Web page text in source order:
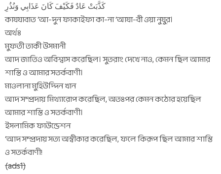
كَذَّبَتْ عَادٌ فَكَيْفَ كَانَ عَذَابِي وَنُذُرِ
কাযযাবাত ‘আ-দুন ফাকাইফা কা-না ‘আযা-বী ওয়া নুযুর।
অর্থঃ
মুফতী তাকী উসমানী
আদ জাতিও অবিশ্বাস করেছিল। সুতরাং দেখে নাও, কেমন ছিল আমার
শাস্তি ও আমার সতর্কবাণী।
মাওলানা মুহিউদ্দিন খান
আদ সম্প্রদায় মিথ্যারোপ করেছিল, অতঃপর কেমন কঠোর হয়েছিল
আমার শাস্তি ও সতর্কবাণী।
ইসলামিক ফাউন্ডেশন
‘আদ সম্প্রদায় সত্য অস্বীকার করেছিল, ফলে কিরূপ ছিল আমার শাস্তি
ও সতর্কবাণী!
(ads1)